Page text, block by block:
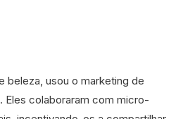
beleza, usou o marketing de
Eles colaboraram com micro-